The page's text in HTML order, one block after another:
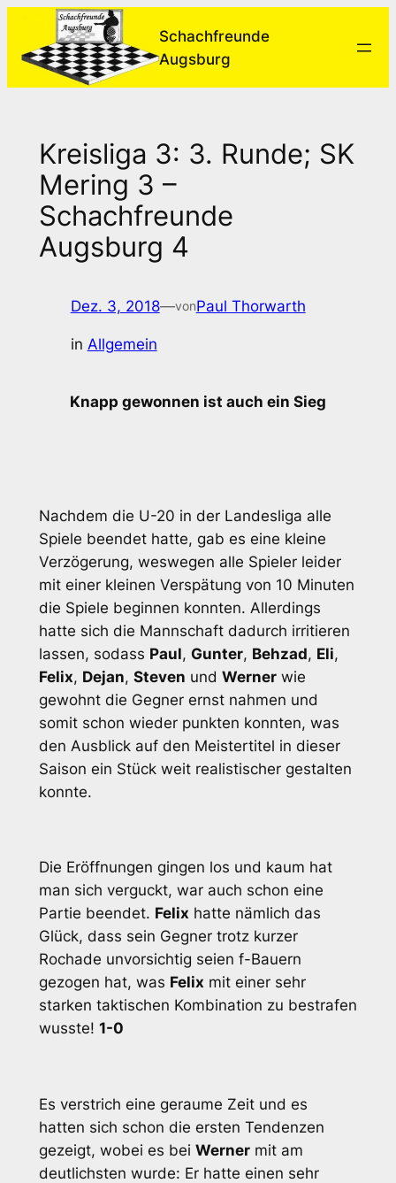
springen
Schachfreunde
Augsburg
Kreisliga 3: 3. Runde; SK
Mering 3 –
Schachfreunde
Augsburg 4
Dez. 3, 2018—vonPaul Thorwarth
in Allgemein
Knapp gewonnen ist auch ein Sieg
Nachdem die U-20 in der Landesliga alle
Spiele beendet hatte, gab es eine kleine
Verzögerung, weswegen alle Spieler leider
mit einer kleinen Verspätung von 10 Minuten
die Spiele beginnen konnten. Allerdings
hatte sich die Mannschaft dadurch irritieren
lassen, sodass Paul, Gunter, Behzad, Eli,
Felix, Dejan, Steven und Wernerwie
gewohnt die Gegner ernst nahmen und
somit schon wieder punkten konnten, was
den Ausblick auf den Meistertitel in dieser
Saison ein Stück weit realistischer gestalten
konnte.
Die Eröffnungen gingen los und kaum hat
man sich verguckt, war auch schon eine
Partie beendet. Felix hatte nämlich das
Glück, dass sein Gegner trotz kurzer
Rochade unvorsichtig seien f-Bauern
gezogen hat, was Felix mit einer sehr
starken taktischen Kombination zu bestrafen
wusste! 1-0
Es verstrich eine geraume Zeit und es
hatten sich schon die ersten Tendenzen
gezeigt, wobei es bei Wernermit am
deutlichsten wurde: Er hatte einen sehr